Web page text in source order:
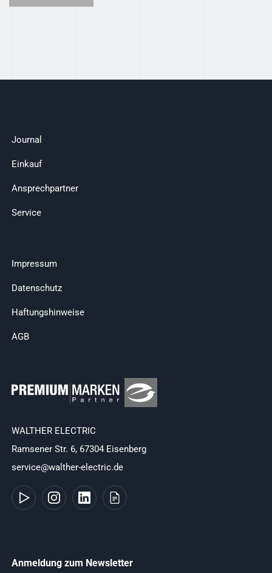
Journal
Einkauf
Ansprechpartner
Service
Impressum
Datenschutz
Haftungshinweise
AGB
WALTHER ELECTRIC
Ramsener Str. 6, 67304 Eisenberg
service@walther-electric.de
Anmeldung zum Newsletter